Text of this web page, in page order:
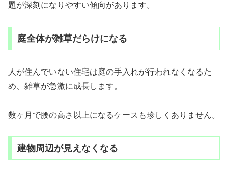
題が深刻になりやすい傾向があります。
庭全体が雑草だらけになる
人が住んでいない住宅は庭の手入れが行われなくなるた
め、雑草が急激に成長します。
数ヶ月で腰の高さ以上になるケースも珍しくありません。
建物周辺が見えなくなる